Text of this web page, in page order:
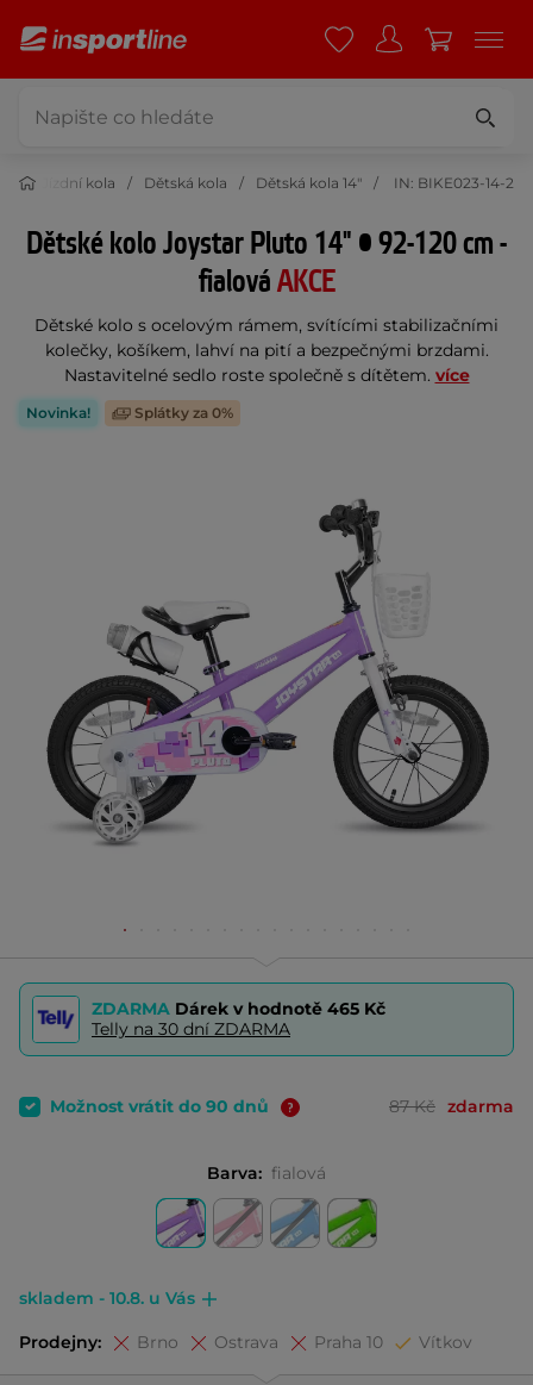
Jízdní kola Dětská kola Dětská kola 14" IN: BIKE023-14-2
Dětské kolo Joystar Pluto 14" • 92-120 cm -
fialováAKCE
Dětské kolo s ocelovým rámem, svítícími stabilizačními
kolečky, košíkem, lahví na pití a bezpečnými brzdami.
Nastavitelné sedlo roste společně s dítětem. více
Novinka! Splátky za 0%
ZDARMA Dárek v hodnotě 465 Kč
Telly na 30 dní ZDARMA
Možnost vrátit do 90 dnů 87 Kč zdarma
Barva: fialová
skladem - 10.8. u Vás
Prodejny: Brno Ostrava Praha 10 Vítkov